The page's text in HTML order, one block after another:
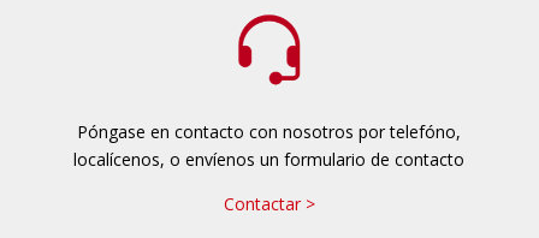
Póngase en contacto con nosotros por telefóno,
localícenos, o envíenos un formulario de contacto
Contactar >